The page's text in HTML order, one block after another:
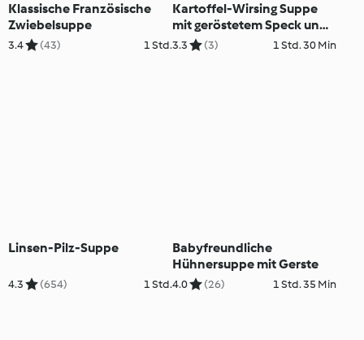
Klassische Französische
Zwiebelsuppe
3.4 (43) 1 Std.
Kartoffel-Wirsing Suppe
mit geröstetem Speck und
Brotwürfel & Rote Rüben
3.3 (3) 1 Std. 30 Min
Linsen-Pilz-Suppe
4.3 (654) 1 Std.
Babyfreundliche
Hühnersuppe mit Gerste
4.0 (26) 1 Std. 35 Min